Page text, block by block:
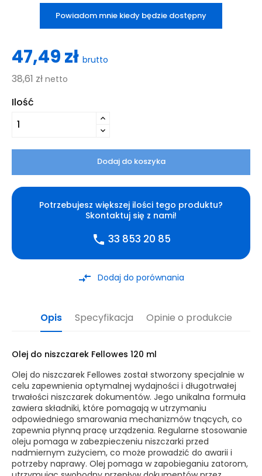
Powiadom mnie kiedy będzie dostępny
47,49 zł brutto
38,61 zł netto
Ilość
Dodaj do koszyka
Potrzebujesz większej ilości tego produktu?
Skontaktuj się z nami!
phone 33 853 20 85
compare_arrows Dodaj do porównania
Opis Specyfikacja Opinie o produkcie
Olej do niszczarek Fellowes 120 ml
Olej do niszczarek Fellowes został stworzony specjalnie w
celu zapewnienia optymalnej wydajności i długotrwałej
trwałości niszczarek dokumentów. Jego unikalna formuła
zawiera składniki, które pomagają w utrzymaniu
odpowiedniego smarowania mechanizmów tnących, co
zapewnia płynną pracę urządzenia. Regularne stosowanie
oleju pomaga w zabezpieczeniu niszczarki przed
nadmiernym zużyciem, co może prowadzić do awarii i
potrzeby naprawy. Olej pomaga w zapobieganiu zatorom,